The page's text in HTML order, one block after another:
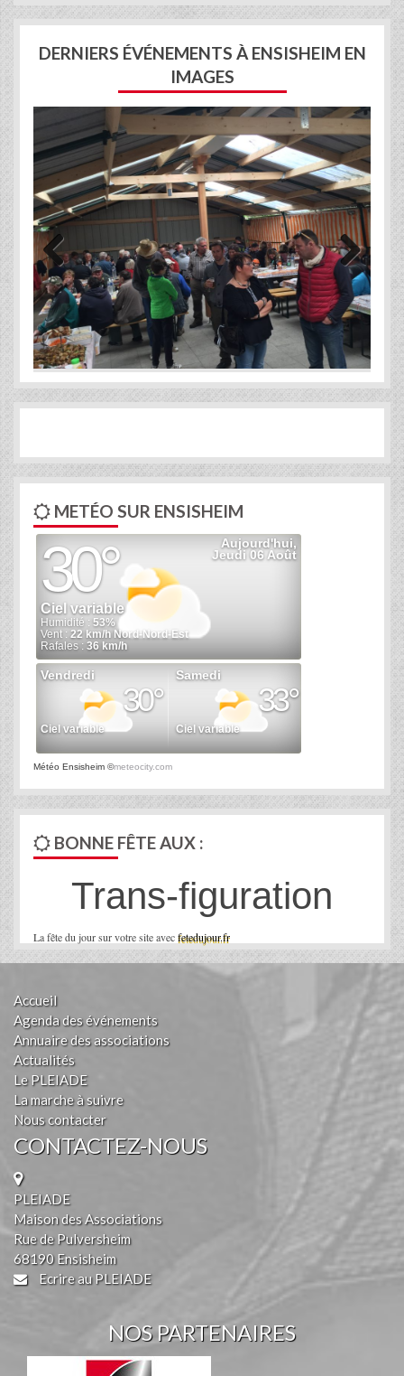
DERNIERS ÉVÉNEMENTS À ENSISHEIM EN
IMAGES
Previous Next
METÉO SUR ENSISHEIM
Météo Ensisheim ©meteocity.com
BONNE FÊTE AUX :
La fête du jour sur votre site avecfetedujour.fr
Trans-figuration
Accueil
Agenda des événements
Annuaire des associations
Actualités
Le PLEIADE
La marche à suivre
Nous contacter
CONTACTEZ-NOUS
PLEIADE
Maison des Associations
Rue de Pulversheim
68190 Ensisheim
Ecrire au PLEIADE
NOS PARTENAIRES